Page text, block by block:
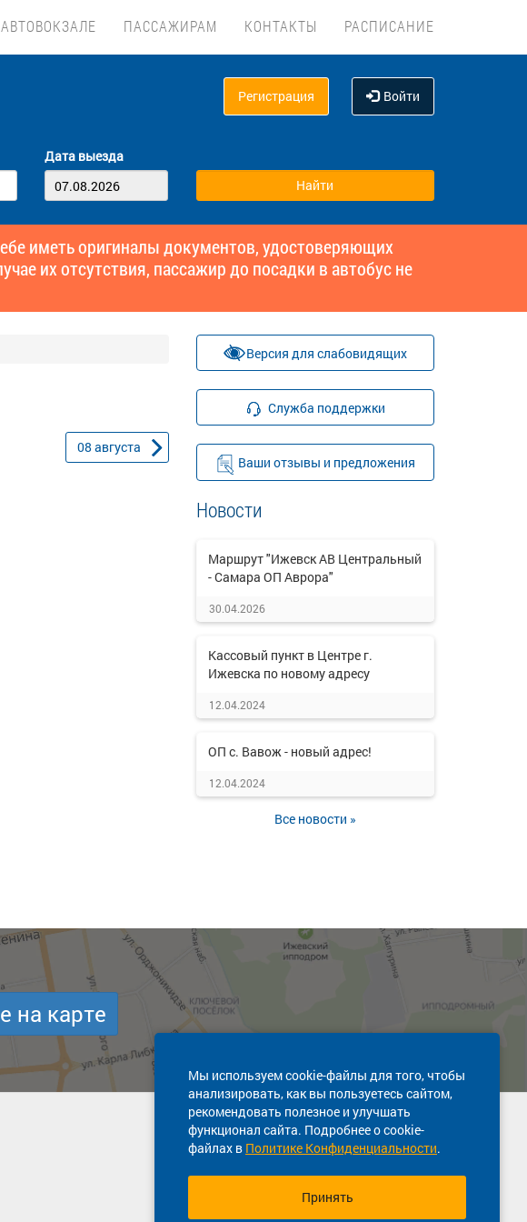
ПАССАЖИРАМ КОНТАКТЫ РАСПИСАНИЕ
Регистрация Войти
Дата выезда
иметь оригиналы документов, удостоверяющих
их отсутствия, пассажир до посадки в автобус не
08 августа
Версия для слабовидящих
Служба поддержки
Ваши отзывы и предложения
Новости
Маршрут "Ижевск АВ Центральный
- Самара ОП Аврора"
30.04.2026
Кассовый пункт в Центре г.
Ижевска по новому адресу
12.04.2024
ОП с. Вавож - новый адрес!
12.04.2024
Все новости »
Мы используем cookie-файлы для того, чтобы
анализировать, как вы пользуетесь сайтом,
рекомендовать полезное и улучшать
функционал сайта. Подробнее о cookie-
файлах в Политике Конфиденциальности.
Принять
на карте
Техническая поддержка сайта
8 800 600-03-38